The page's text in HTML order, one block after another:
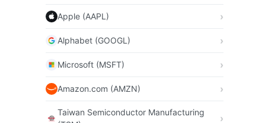
Apple (AAPL)
Alphabet (GOOGL)
Microsoft (MSFT)
Amazon.com (AMZN)
Taiwan Semiconductor Manufacturing